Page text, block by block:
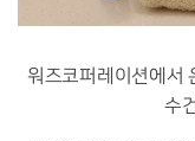
워즈코퍼레이션에서
수